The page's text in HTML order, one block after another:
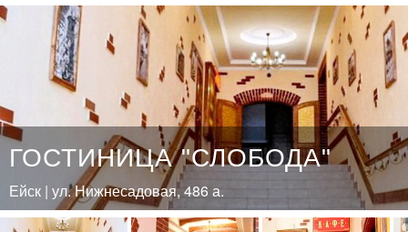
ГОСТИНИЦА "СЛОБОДА"
Ейск | ул. Нижнесадовая, 486 а.